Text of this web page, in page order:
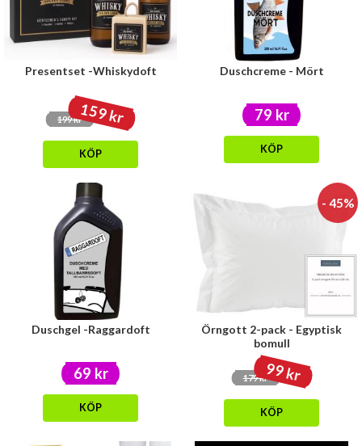
Presentset -Whiskydoft
199 kr159 kr
KÖP
Duschcreme - Mört
79 kr
KÖP
Duschgel -Raggardoft
69 kr
KÖP
- 45%
Örngott 2-pack - Egyptisk
bomull
179 kr99 kr
KÖP